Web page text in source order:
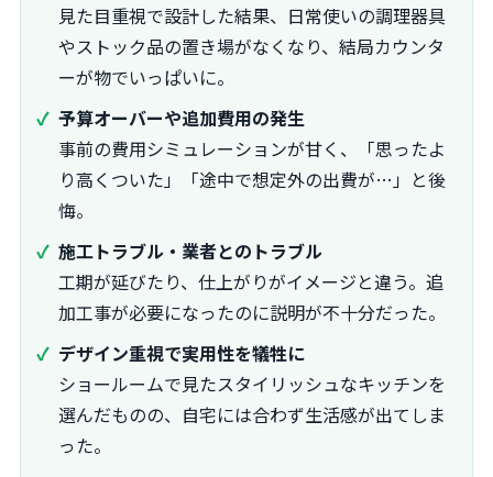
見た目重視で設計した結果、日常使いの調理器具
やストック品の置き場がなくなり、結局カウンタ
ーが物でいっぱいに。
予算オーバーや追加費用の発生
事前の費用シミュレーションが甘く、「思ったよ
り高くついた」「途中で想定外の出費が…」と後
悔。
施工トラブル・業者とのトラブル
工期が延びたり、仕上がりがイメージと違う。追
加工事が必要になったのに説明が不十分だった。
デザイン重視で実用性を犠牲に
ショールームで見たスタイリッシュなキッチンを
選んだものの、自宅には合わず生活感が出てしま
った。